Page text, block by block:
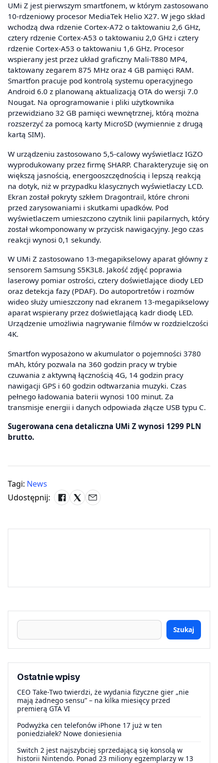
UMi Z jest pierwszym smartfonem, w którym zastosowano
10-rdzeniowy procesor MediaTek Helio X27. W jego skład
wchodzą dwa rdzenie Cortex-A72 o taktowaniu 2,6 GHz,
cztery rdzenie Cortex-A53 o taktowaniu 2,0 GHz i cztery
rdzenie Cortex-A53 o taktowaniu 1,6 GHz. Procesor
wspierany jest przez układ graficzny Mali-T880 MP4,
taktowany zegarem 875 MHz oraz 4 GB pamięci RAM.
Smartfon pracuje pod kontrolą systemu operacyjnego
Android 6.0 z planowaną aktualizacją OTA do wersji 7.0
Nougat. Na oprogramowanie i pliki użytkownika
przewidziano 32 GB pamięci wewnętrznej, którą można
rozszerzyć za pomocą karty MicroSD (wymiennie z drugą
kartą SIM).
W urządzeniu zastosowano 5,5-calowy wyświetlacz IGZO
wyprodukowany przez firmę SHARP. Charakteryzuje się on
większą jasnością, energooszczędnością i lepszą reakcją
na dotyk, niż w przypadku klasycznych wyświetlaczy LCD.
Ekran został pokryty szkłem Dragontrail, które chroni
przed zarysowaniami i skutkami upadków. Pod
wyświetlaczem umieszczono czytnik linii papilarnych, który
został wkomponowany w przycisk nawigacyjny. Jego czas
reakcji wynosi 0,1 sekundy.
W UMi Z zastosowano 13-megapikselowy aparat główny z
sensorem Samsung S5K3L8. Jakość zdjęć poprawia
laserowy pomiar ostrości, cztery doświetlające diody LED
oraz detekcja fazy (PDAF). Do autoportretów i rozmów
wideo służy umieszczony nad ekranem 13-megapikselowy
aparat wspierany przez doświetlającą kadr diodę LED.
Urządzenie umożliwia nagrywanie filmów w rozdzielczości
4K.
Smartfon wyposażono w akumulator o pojemności 3780
mAh, który pozwala na 360 godzin pracy w trybie
czuwania z aktywną łącznością 4G, 14 godzin pracy
nawigacji GPS i 60 godzin odtwarzania muzyki. Czas
pełnego ładowania baterii wynosi 100 minut. Za
transmisje energii i danych odpowiada złącze USB typu C.
Sugerowana cena detaliczna UMi Z wynosi 1299 PLN
brutto.
Tagi: News
Udostępnij:
Szukaj
Ostatnie wpisy
CEO Take-Two twierdzi, że wydania fizyczne gier „nie
mają żadnego sensu” – na kilka miesięcy przed
premierą GTA VI
Podwyżka cen telefonów iPhone 17 już w ten
poniedziałek? Nowe doniesienia
Switch 2 jest najszybciej sprzedającą się konsolą w
historii Nintendo. Ponad 23 miliony egzemplarzy w 13